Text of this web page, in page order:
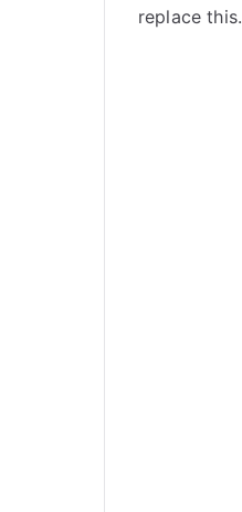
replace this.